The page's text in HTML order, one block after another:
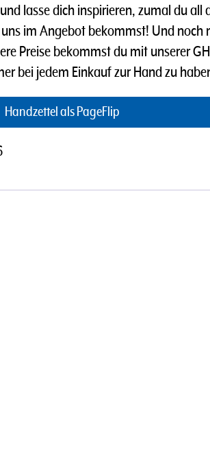
lasse dich inspirieren, zumal du all
im Angebot bekommst! Und noch
Preise bekommst du mit unserer
bei jedem Einkauf zur Hand zu
Handzettel als PageFlip